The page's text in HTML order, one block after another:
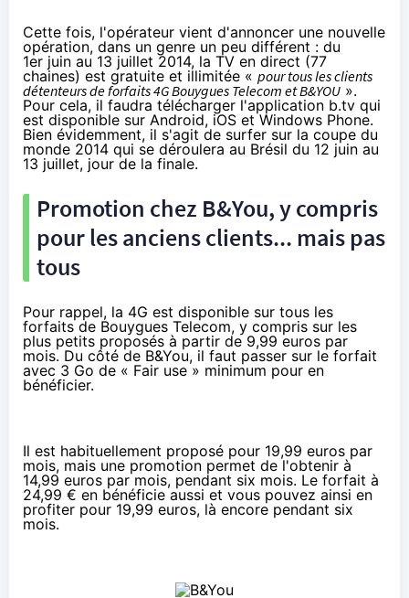
Cette fois, l'opérateur vient d'annoncer une nouvelle
opération, dans un genre un peu différent : du
1er juin au 13 juillet 2014, la TV en direct (77
chaines) est gratuite et illimitée « pour tous les clients
détenteurs de forfaits4GBouygues Telecom et B&YOU ».
Pour cela, il faudra télécharger l'application b.tv qui
est disponible sur Android, iOS etWindows Phone.
Bien évidemment, il s'agit de surfer sur la coupe du
monde 2014 qui se déroulera au Brésil du 12 juin au
13 juillet, jour de la finale.
Promotion chez B&You, y compris
pour les anciens clients... mais pas
tous
Pour rappel, la 4G est disponible sur tous les
forfaits de Bouygues Telecom, y compris sur les
plus petits proposés à partir de 9,99 euros par
mois. Du côté de B&You, il faut passer sur le forfait
avec 3 Go de « Fair use » minimum pour en
bénéficier.
Il est habituellement proposé pour 19,99 euros par
mois, mais une promotion permet de l'obtenir à
14,99 euros par mois, pendant six mois. Le forfait à
24,99 € en bénéficie aussi et vous pouvez ainsi en
profiter pour 19,99 euros, là encore pendant six
mois.